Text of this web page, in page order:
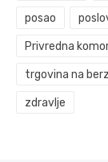
posao
Privredna
trgovina na
zdravlje